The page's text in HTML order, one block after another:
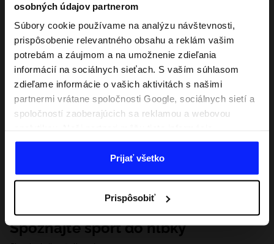
osobných údajov partnerom
Súbory cookie používame na analýzu návštevnosti,
prispôsobenie relevantného obsahu a reklám vašim
potrebám a záujmom a na umožnenie zdieľania
informácií na sociálnych sieťach. S vaším súhlasom
zdieľame informácie o vašich aktivitách s našimi
partnermi vrátane spoločnosti Google, sociálnych sietí a
spoločností zaoberajúcich sa reklamou a webovou
kombinovať s inými, ktoré poskytnete mimo tejto
webovej stránky, ako aj s údajmi, ktoré získajú v
dôsledku vášho používania ich služieb. S vaším
našim partnerom, aby sme zacielili a zlepšili spôsob
zobrazovania online reklamy, vykonali analytický
prieskum, upravili obsah a zlepšili riešenia ponúkané
Prijať všetko
Prispôsobiť
Spoznajte šport do hĺbky